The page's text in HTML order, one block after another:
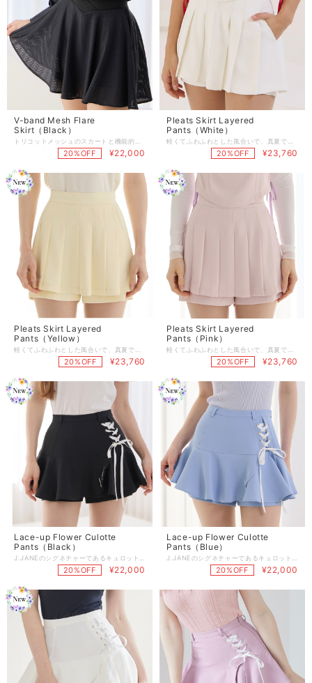
V-band Mesh Flare
Skirt（Black）
20%OFF ¥22,000
Pleats Skirt Layered
Pants（White）
20%OFF ¥23,760
Pleats Skirt Layered
Pants（Yellow）
20%OFF ¥23,760
Pleats Skirt Layered
Pants（Pink）
20%OFF ¥23,760
Lace-up Flower Culotte
Pants（Black）
20%OFF ¥22,000
Lace-up Flower Culotte
Pants（Blue）
20%OFF ¥22,000